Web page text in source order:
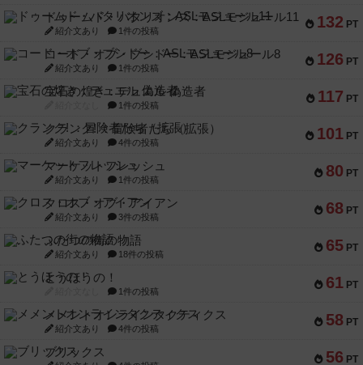
132 PT
ドゥームド・バタリオンズ：ASLモジュール11
紹介文あり 1件の投稿
126 PT
コード・オブ・ブシドー：ASLモジュール8
紹介文あり 1件の投稿
117 PT
宝石の煌き：デュエル 偽造者
1件の投稿
101 PT
クランク! ：冒険者たち（拡張）
紹介文あり 4件の投稿
80 PT
マーケットフレッシュ
紹介文あり 1件の投稿
68 PT
クロス・オブ・アイアン
紹介文あり 3件の投稿
65 PT
ふたつの街の物語
紹介文あり 18件の投稿
61 PT
とうほうの！
1件の投稿
58 PT
メメントオンラインタクティクス
紹介文あり 4件の投稿
56 PT
ブリックス